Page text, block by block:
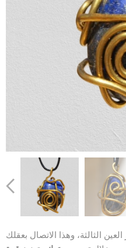
الثالثة، وهذا الاتصال بعقلك